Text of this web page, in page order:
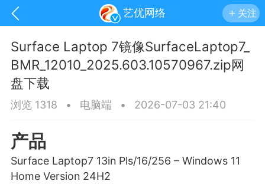
艺优网络 关注
Surface Laptop 7镜像SurfaceLaptop7_
BMR_12010_2025.603.10570967.zip网
盘下载
浏览 1318 • 电脑端 • 2026-07-03 21:40
产品
Surface Laptop7 13in Pls/16/256 – Windows 11
Home Version 24H2